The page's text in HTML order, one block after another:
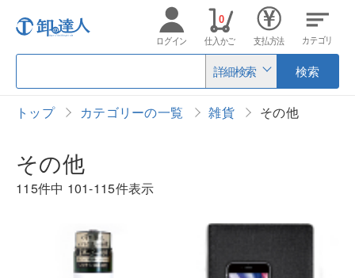
詳細検索 検索
ログイン 仕入かご
0
支払方法 カテゴリ
トップ カテゴリーの一覧 雑貨 その他
その他
115件中 101-115件表示